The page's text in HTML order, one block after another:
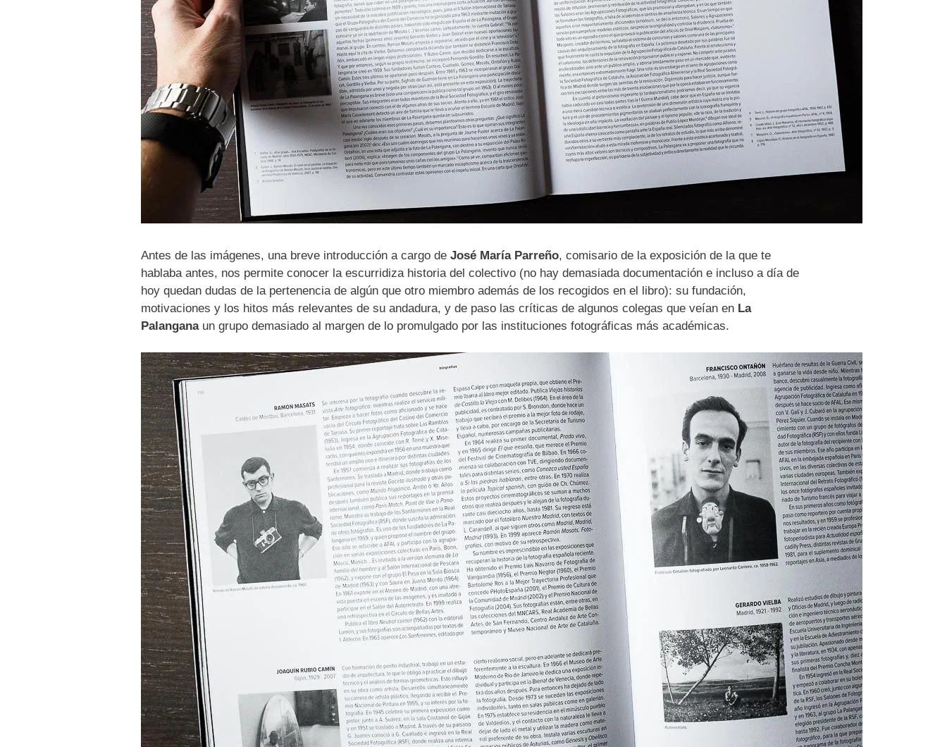
Antes de las imágenes, una breve introducción a cargo de José María Parreño, comisario de la exposición de la que te
hablaba antes, nos permite conocer la escurridiza historia del colectivo (no hay demasiada documentación e incluso a día de
hoy quedan dudas de la pertenencia de algún que otro miembro además de los recogidos en el libro): su fundación,
motivaciones y los hitos más relevantes de su andadura, y de paso las críticas de algunos colegas que veían en La
Palanganaun grupo demasiado al margen de lo promulgado por las instituciones fotográficas más académicas.